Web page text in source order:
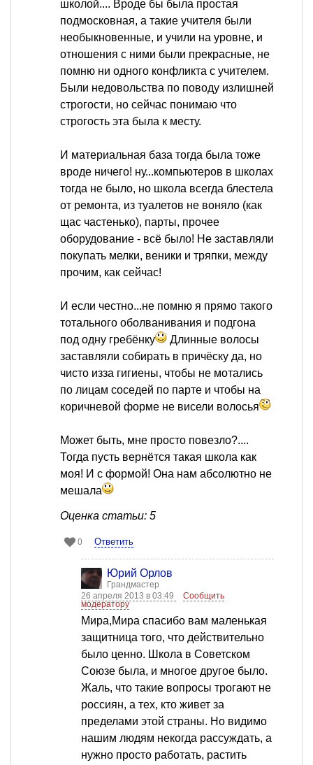
школой.... Вроде бы была простая
подмосковная, а такие учителя были
необыкновенные, и учили на уровне, и
отношения с ними были прекрасные, не
помню ни одного конфликта с учителем.
Были недовольства по поводу излишней
строгости, но сейчас понимаю что
строгость эта была к месту.
И материальная база тогда была тоже
вроде ничего! ну...компьютеров в школах
тогда не было, но школа всегда блестела
от ремонта, из туалетов не воняло (как
щас частенько), парты, прочее
оборудование - всё было! Не заставляли
покупать мелки, веники и тряпки, между
прочим, как сейчас!
И если честно...не помню я прямо такого
тотального оболванивания и подгона
под одну гребёнку
Длинные волосы
заставляли собирать в причёску да, но
чисто изза гигиены, чтобы не мотались
по лицам соседей по парте и чтобы на
коричневой форме не висели волосья
Может быть, мне просто повезло?....
Тогда пусть вернётся такая школа как
моя! И с формой! Она нам абсолютно не
мешала
Оценка статьи: 5
0 Ответить
Юрий Орлов
Грандмастер
26 апреля 2013 в 03:49
Сообщить
модератору
Мира,Мира спасибо вам маленькая
защитница того, что действительно
было ценно. Школа в Советском
Союзе была, и многое другое было.
Жаль, что такие вопросы трогают не
россиян, а тех, кто живет за
пределами этой страны. Но видимо
нашим людям некогда рассуждать, а
нужно просто работать, растить